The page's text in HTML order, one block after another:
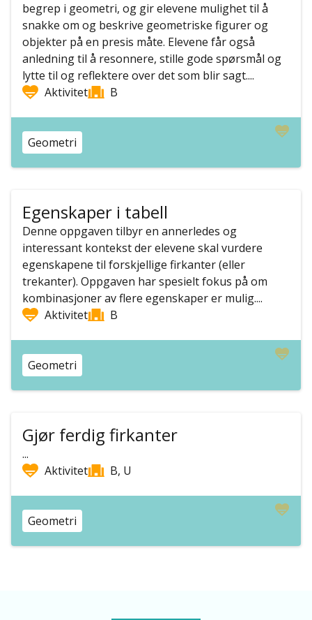
begrep i geometri, og gir elevene mulighet til å
snakke om og beskrive geometriske figurer og
objekter på en presis måte. Elevene får også
anledning til å resonnere, stille gode spørsmål og
lytte til og reflektere over det som blir sagt....
Aktivitet
B
Geometri
Egenskaper i tabell
Denne oppgaven tilbyr en annerledes og
interessant kontekst der elevene skal vurdere
egenskapene til forskjellige firkanter (eller
trekanter). Oppgaven har spesielt fokus på om
kombinasjoner av flere egenskaper er mulig....
Aktivitet
B
Geometri
Gjør ferdig firkanter
...
Aktivitet
B, U
Geometri